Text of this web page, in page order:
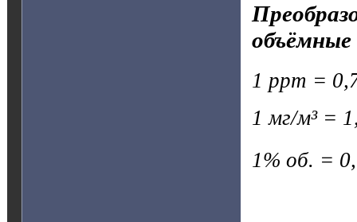
объёмные
1 ppm =
1 мг/м³ =
1% об. =